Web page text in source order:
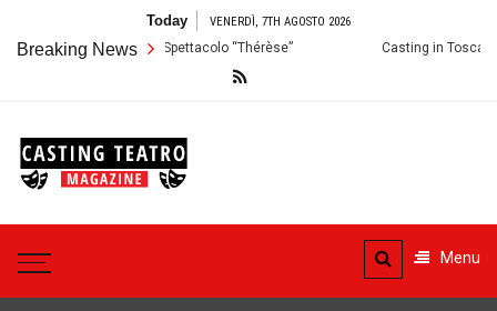
content
Today VENERDÌ, 7TH AGOSTO 2026
Breaking News
Audizioni per lo Spettacolo “Thérèse” Casting in
teatrali
Menu